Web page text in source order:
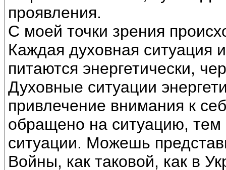
проявления.
С моей точки зрения
Каждая духовная ситуация
питаются энергетически,
Духовные ситуации
привлечение внимания к
обращено на ситуацию, тем
ситуации. Можешь
Войны, как таковой, как в